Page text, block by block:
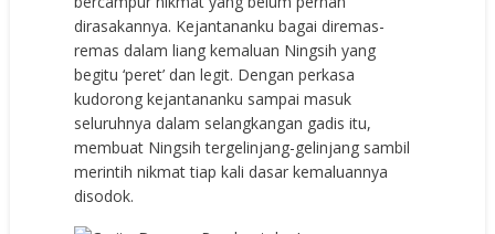
dirasakannya. Kejantananku bagai diremas-
remas dalam liang kemaluan Ningsih yang
begitu ‘peret’ dan legit. Dengan perkasa
kudorong kejantananku sampai masuk
seluruhnya dalam selangkangan gadis itu,
membuat Ningsih tergelinjang-gelinjang sambil
merintih nikmat tiap kali dasar kemaluannya
disodok.